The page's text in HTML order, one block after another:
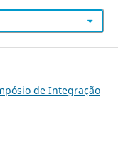
de Integração